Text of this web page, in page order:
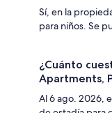
Sí, en la
para niños. Se
¿Cuánto
Apartments,
Al 6 ago. 2026,